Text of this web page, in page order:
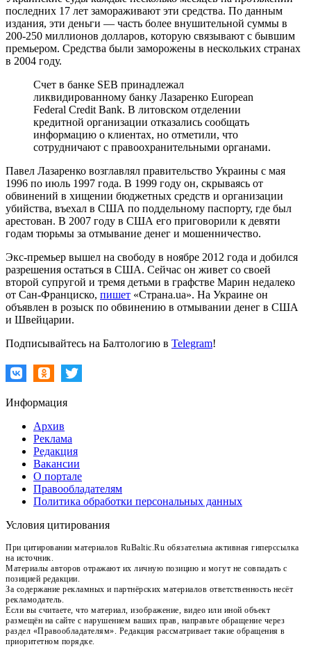
последних 17 лет замораживают эти средства. По данным
издания, эти деньги — часть более внушительной суммы в
200-250 миллионов долларов, которую связывают с бывшим
премьером. Средства были заморожены в нескольких странах
в 2004 году.
Счет в банке SEB принадлежал
ликвидированному банку Лазаренко European
Federal Credit Bank. В литовском отделении
кредитной организации отказались сообщать
информацию о клиентах, но отметили, что
сотрудничают с правоохранительными органами.
Павел Лазаренко возглавлял правительство Украины с мая
1996 по июль 1997 года. В 1999 году он, скрываясь от
обвинений в хищении бюджетных средств и организации
убийства, въехал в США по поддельному паспорту, где был
арестован. В 2007 году в США его приговорили к девяти
годам тюрьмы за отмывание денег и мошенничество.
Экс-премьер вышел на свободу в ноябре 2012 года и добился
разрешения остаться в США. Сейчас он живет со своей
второй супругой и тремя детьми в графстве Марин недалеко
от Сан-Франциско, пишет «Страна.ua». На Украине он
объявлен в розыск по обвинению в отмывании денег в США
и Швейцарии.
Подписывайтесь на Балтологию в Telegram!
Информация
Архив
Реклама
Редакция
Вакансии
О портале
Правообладателям
Политика обработки персональных данных
Условия цитирования
При цитировании материалов RuBaltic.Ru обязательна активная гиперссылка
на источник.
Материалы авторов отражают их личную позицию и могут не совпадать с
позицией редакции.
За содержание рекламных и партнёрских материалов ответственность несёт
рекламодатель.
Если вы считаете, что материал, изображение, видео или иной объект
размещён на сайте с нарушением ваших прав, направьте обращение через
раздел «Правообладателям». Редакция рассматривает такие обращения в
приоритетном порядке.